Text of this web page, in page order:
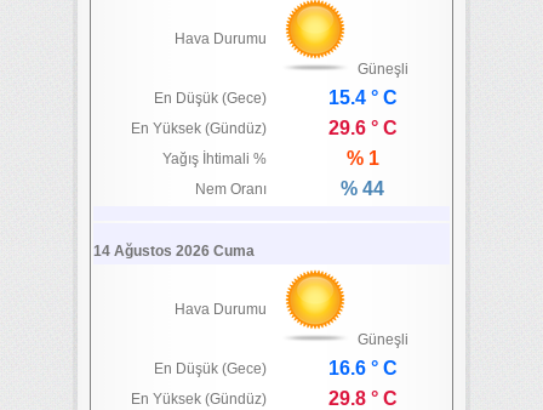
Hava Durumu
Güneşli
En Düşük (Gece)
15.4 ° C
En Yüksek (Gündüz) 29.6 ° C
Yağış İhtimali % % 1
Nem Oranı % 44
14 Ağustos 2026 Cuma
Hava Durumu
Güneşli
En Düşük (Gece)
16.6 ° C
En Yüksek (Gündüz) 29.8 ° C